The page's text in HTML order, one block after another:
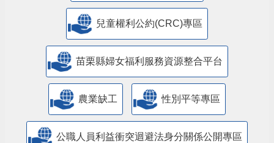
兒童權利公約(CRC)專區
苗栗縣婦女福利服務資源整合平台
農業缺工 性別平等專區
公職人員利益衝突迴避法身分關係公開專區